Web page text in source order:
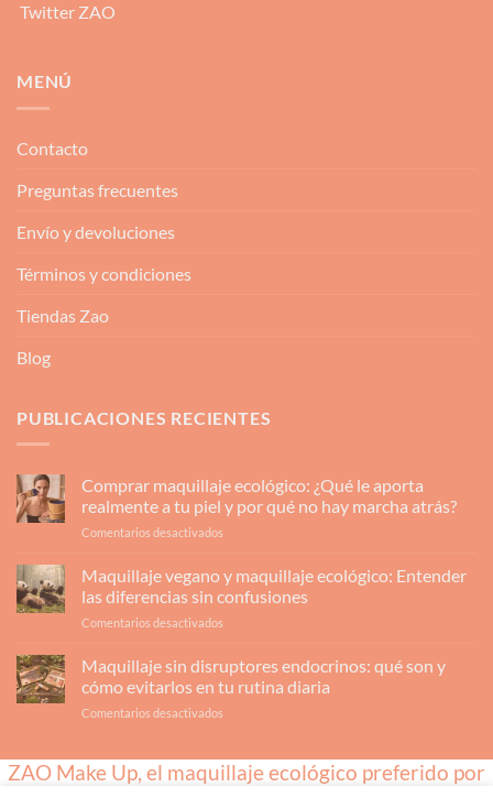
Twitter ZAO
MENÚ
Contacto
Preguntas frecuentes
Envío y devoluciones
Términos y condiciones
Tiendas Zao
Blog
PUBLICACIONES RECIENTES
Comprar maquillaje ecológico: ¿Qué le aporta
realmente a tu piel y por qué no hay marcha atrás?
Comentarios desactivados
ecológico:
¿Qué
realmente
qué
Maquillaje vegano y maquillaje ecológico: Entender
las diferencias sin confusiones
Comentarios desactivados
vegano
maquillaje
diferencias
Maquillaje sin disruptores endocrinos: qué son y
cómo evitarlos en tu rutina diaria
Comentarios desactivados
disruptores
endocrinos:
ZAO Make Up, el maquillaje ecológico preferido por